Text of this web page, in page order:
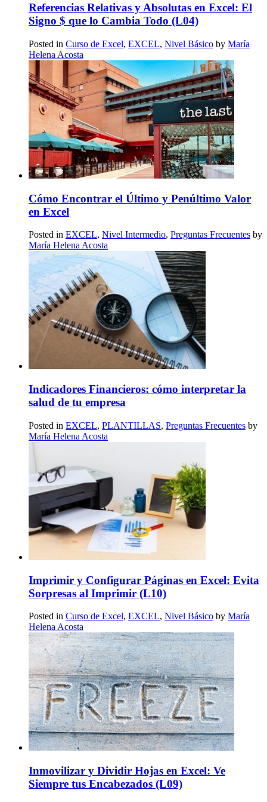
Referencias Relativas y Absolutas en Excel: El
Signo $ que lo Cambia Todo (L04)
Posted in Curso de Excel, EXCEL, Nivel Básico by María
Helena Acosta
Cómo Encontrar el Último y Penúltimo Valor
en Excel
Posted in EXCEL, Nivel Intermedio, Preguntas Frecuentes by
María Helena Acosta
Indicadores Financieros: cómo interpretar la
salud de tu empresa
Posted in EXCEL, PLANTILLAS, Preguntas Frecuentes by
María Helena Acosta
Imprimir y Configurar Páginas en Excel: Evita
Sorpresas al Imprimir (L10)
Posted in Curso de Excel, EXCEL, Nivel Básico by María
Helena Acosta
Inmovilizar y Dividir Hojas en Excel: Ve
Siempre tus Encabezados (L09)